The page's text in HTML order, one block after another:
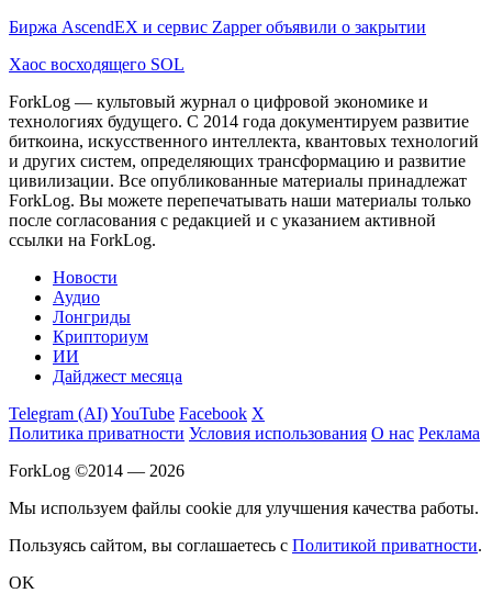
Биржа AscendEX и сервис Zapper объявили о закрытии
Хаос восходящего SOL
ForkLog — культовый журнал о цифровой экономике и
технологиях будущего. С 2014 года документируем развитие
биткоина, искусственного интеллекта, квантовых технологий
и других систем, определяющих трансформацию и развитие
цивилизации. Все опубликованные материалы принадлежат
ForkLog. Вы можете перепечатывать наши материалы только
после согласования с редакцией и с указанием активной
ссылки на ForkLog.
Новости
Аудио
Лонгриды
Крипториум
ИИ
Дайджест месяца
Telegram (AI)YouTube Facebook X
Политика приватности Условия использования О нас Реклама
ForkLog ©2014 — 2026
Мы используем файлы cookie для улучшения качества работы.
Пользуясь сайтом, вы соглашаетесь с Политикой приватности.
OK